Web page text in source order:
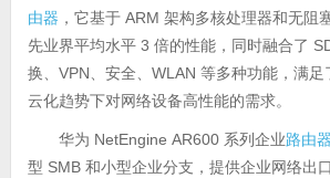
由器 ，它基于 ARM 架构多核处理器和无阻
先业界平均水平 3 倍的性能，同时融合了
换、VPN、安全、WLAN 等多种功能，满
云化趋势下对网络设备高性能的需求。
华为 NetEngine AR600 系列企业路由器
型 SMB 和小型企业分支，提供企业网络出